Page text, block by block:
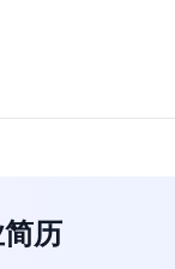
历